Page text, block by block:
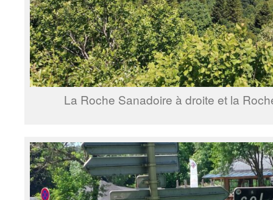
La Roche Sanadoire à droite et la